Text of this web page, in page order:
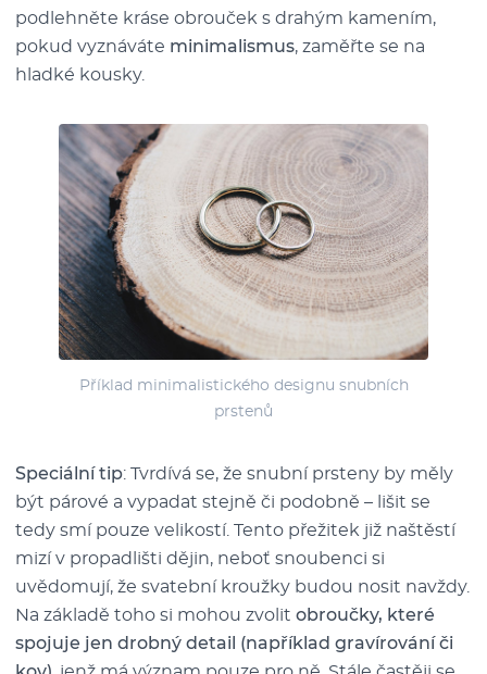
podlehněte kráse obrouček s drahým kamením,
pokud vyznáváte minimalismus, zaměřte se na
hladké kousky.
Příklad minimalistického designu snubních
prstenů
Speciální tip: Tvrdívá se, že snubní prsteny by měly
být párové a vypadat stejně či podobně – lišit se
tedy smí pouze velikostí. Tento přežitek již naštěstí
mizí v propadlišti dějin, neboť snoubenci si
uvědomují, že svatební kroužky budou nosit navždy.
Na základě toho si mohou zvolit obroučky, které
spojuje jen drobný detail (například gravírování či